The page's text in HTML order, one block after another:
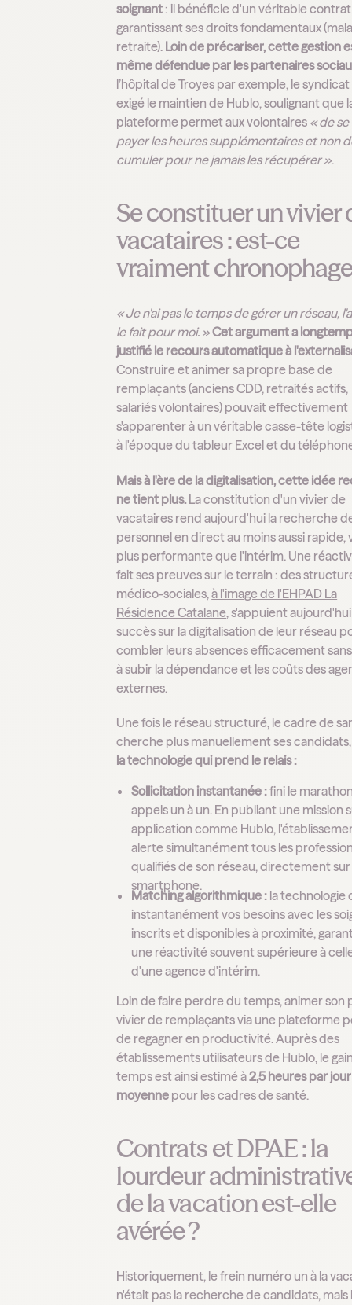
soignant : il bénéficie d'un véritable contrat
garantissant ses droits fondamentaux
retraite). Loin de précariser, cette gestion
même défendue par les partenaires
l’hôpital de Troyes par exemple, le syndicat
exigé le maintien de Hublo, soulignant que
plateforme permet aux volontaires « de
payer les heures supplémentaires et non
cumuler pour ne jamais les récupérer ».
Se constituer un vivier
vacataires : est-ce
vraiment
« Je n'ai pas le temps de gérer un réseau,
le fait pour moi. »Cet argument a
justifié le recours automatique à
Construire et animer sa propre base de
remplaçants (anciens CDD, retraités actifs,
salariés volontaires) pouvait effectivement
s'apparenter à un véritable casse-tête
à l'époque du tableur Excel et du
Mais à l'ère de la digitalisation, cette idée
ne tient plus.La constitution d'un vivier de
vacataires rend aujourd'hui la recherche
personnel en direct au moins aussi rapide,
plus performante que l'intérim. Une
fait ses preuves sur le terrain : des
médico-sociales,à l'image de l'EHPAD La
Résidence Catalane, s'appuient
succès sur la digitalisation de leur réseau
combler leurs absences efficacement
à subir la dépendance et les coûts des
externes.
Une fois le réseau structuré, le cadre de
cherche plus manuellement ses
la technologie qui prend le relais :
Sollicitation instantanée :fini le
appels un à un. En publiant une mission
application comme Hublo,
alerte simultanément tous les
qualifiés de son réseau, directement
smartphone.
Matching algorithmique : la technologie
instantanément vos besoins avec les
inscrits et disponibles à proximité,
une réactivité souvent supérieure à
d'une agence d'intérim.
Loin de faire perdre du temps, animer son
vivier de remplaçants via une plateforme
de regagner en productivité. Auprès des
établissements utilisateurs de Hublo, le
temps est ainsi estimé à2,5 heures par
moyenne pour les cadres de santé.
Contrats et DPAE : la
lourdeur
de la vacation est-elle
avérée ?
Historiquement, le frein numéro un à la
n'était pas la recherche de candidats, mais